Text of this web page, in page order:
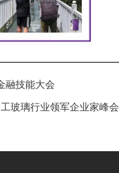
融技能大会
玻璃行业领军企业家峰会